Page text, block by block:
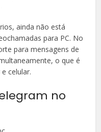
ainda não está
para PC. No
para mensagens de
o que é
celular.
no